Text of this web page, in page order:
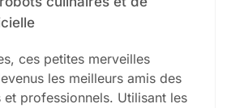
ces petites merveilles
les meilleurs amis des
et professionnels. Utilisant les